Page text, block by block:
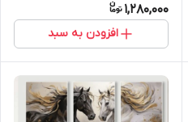
1,280,000
افزودن به سبد